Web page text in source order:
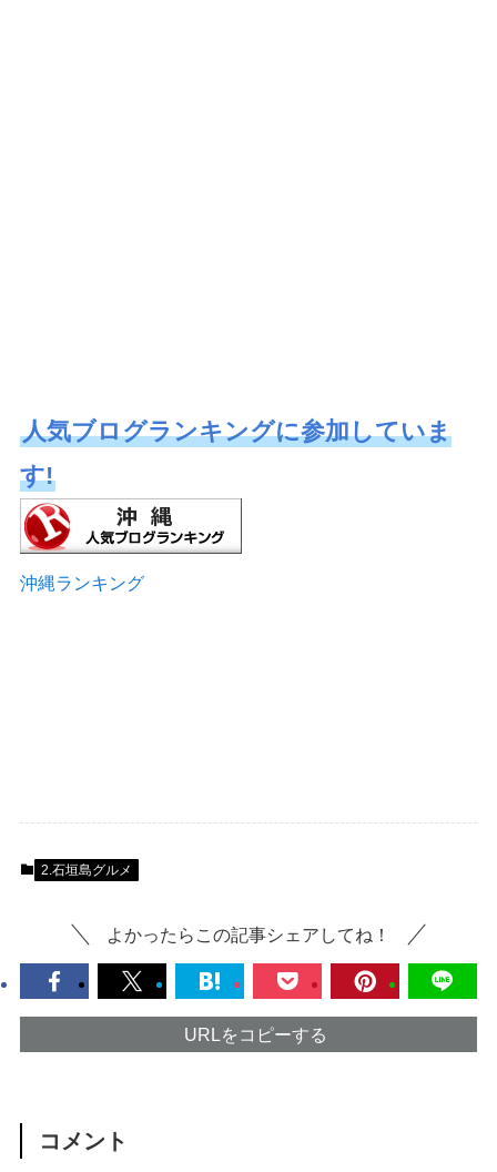
人気ブログランキングに参加していま
す!
沖縄ランキング
2.石垣島グルメ
よかったらこの記事シェアしてね！
URLをコピーする
コメント